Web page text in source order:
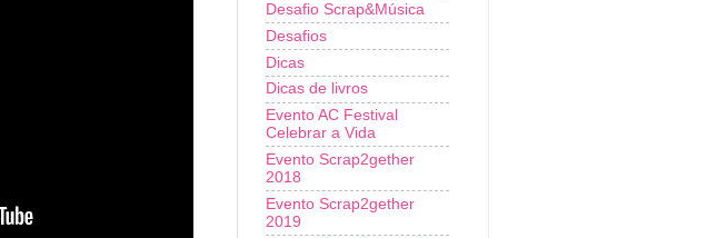
Desafio Scrap&Música
Desafios
Dicas
Dicas de livros
Evento AC Festival
Celebrar a Vida
Evento Scrap2gether
2018
Evento Scrap2gether
2019